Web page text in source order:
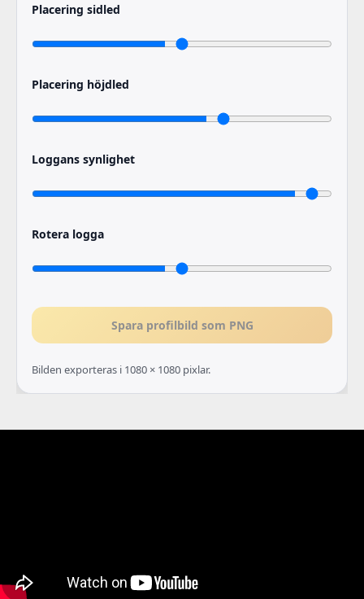
Placering sidled
Placering höjdled
Loggans synlighet
Rotera logga
Spara profilbild som PNG
Bilden exporteras i 1080 × 1080 pixlar.